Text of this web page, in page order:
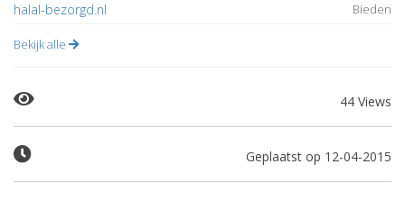
halal-bezorgd.nl
Bieden
Bekijk alle
44 Views
Geplaatst op 12-04-2015